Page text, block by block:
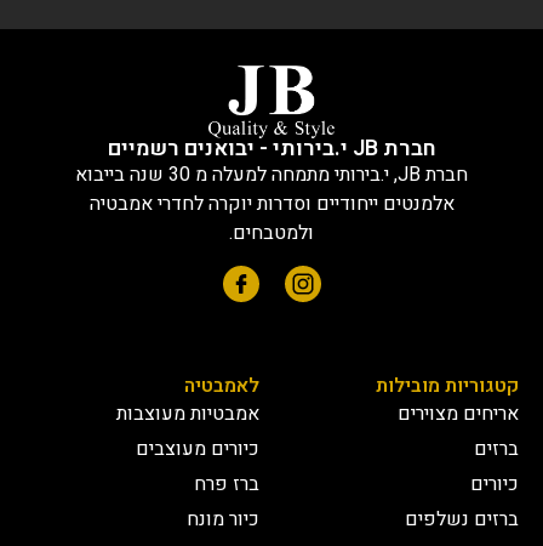
חברת JB י.בירותי - יבואנים רשמיים
חברת JB, י.בירותי מתמחה למעלה מ 30 שנה בייבוא
אלמנטים ייחודיים וסדרות יוקרה לחדרי אמבטיה
ולמטבחים.
קטגוריות מובילות
אריחים מצוירים
ברזים
כיורים
ברזים נשלפים
לאמבטיה
אמבטיות מעוצבות
כיורים מעוצבים
ברז פרח
כיור מונח